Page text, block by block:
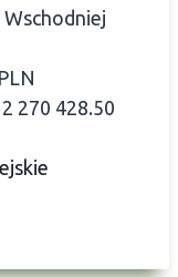
270 428.50